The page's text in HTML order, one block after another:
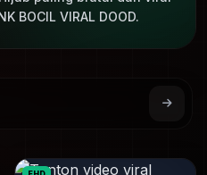
BOCIL VIRAL DOOD.